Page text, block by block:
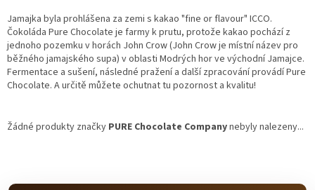
Jamajka byla prohlášena za zemi s kakao "fine or flavour" ICCO.
Čokoláda Pure Chocolate je farmy k prutu, protože kakao pochází z
jednoho pozemku v horách John Crow (John Crow je místní název pro
běžného jamajského supa) v oblasti Modrých hor ve východní Jamajce.
Fermentace a sušení, následné pražení a další zpracování provádí Pure
Chocolate. A určitě můžete ochutnat tu pozornost a kvalitu!
Žádné produkty značky PURE Chocolate Companynebyly nalezeny...